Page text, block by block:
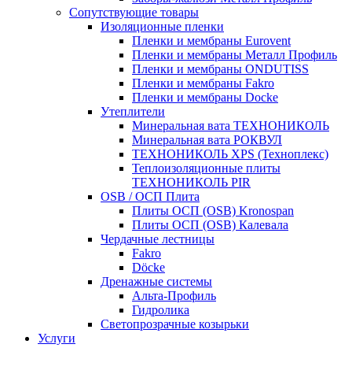
Сопутствующие товары
Изоляционные пленки
Пленки и мембраны Eurovent
Пленки и мембраны Металл Профиль
Пленки и мембраны ONDUTISS
Пленки и мембраны Fakro
Пленки и мембраны Docke
Утеплители
Минеральная вата ТЕХНОНИКОЛЬ
Минеральная вата РОКВУЛ
ТЕХНОНИКОЛЬ XPS (Техноплекс)
Теплоизоляционные плиты
ТЕХНОНИКОЛЬ PIR
OSB / ОСП Плита
Плиты ОСП (OSB) Kronospan
Плиты ОСП (OSB) Калевала
Чердачные лестницы
Fakro
Döcke
Дренажные системы
Альта-Профиль
Гидролика
Светопрозрачные козырьки
Услуги